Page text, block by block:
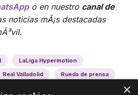
o en nuestro canal de
noticias mÃ¡s destacadas
LaLiga Hypermotion
Real Valladolid Rueda de prensa
×